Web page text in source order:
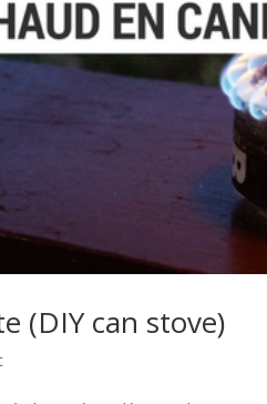
(DIY can stove)